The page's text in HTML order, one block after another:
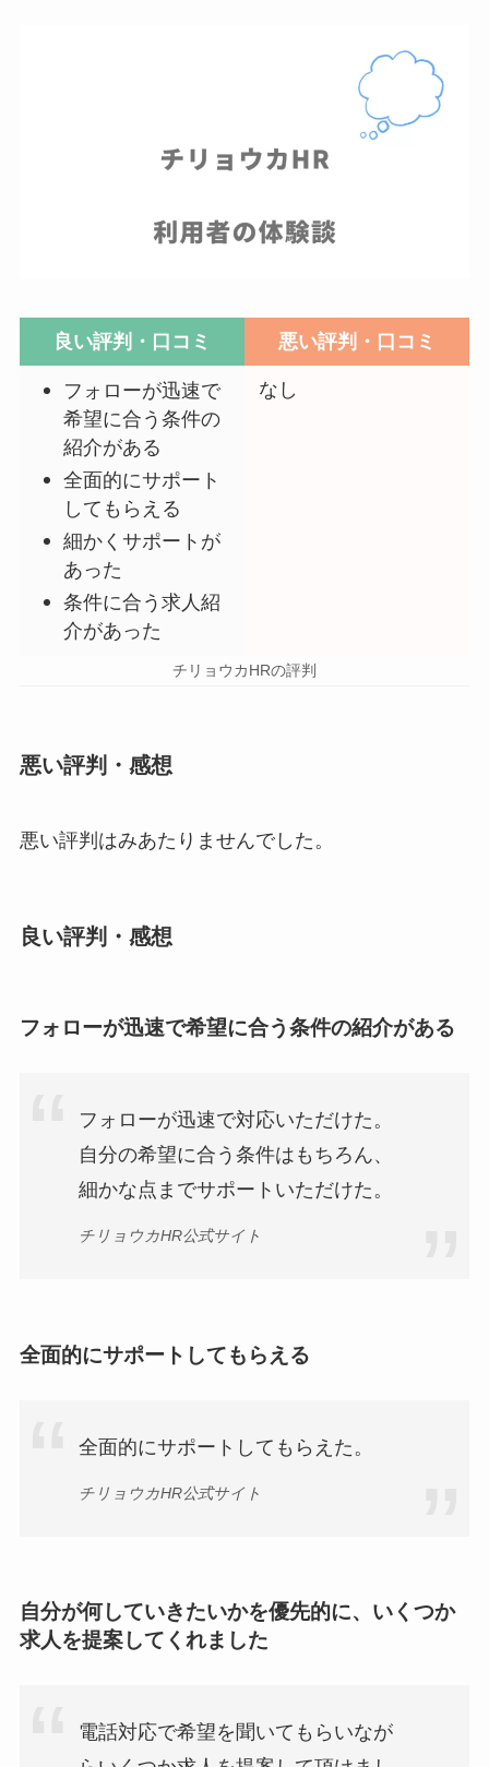
良い評判・口コミ 悪い評判・口コミ
フォローが迅速で
希望に合う条件の
紹介がある
全面的にサポート
してもらえる
細かくサポートが
あった
条件に合う求人紹
介があった
なし
チリョウカHRの評判
悪い評判・感想
悪い評判はみあたりませんでした。
良い評判・感想
フォローが迅速で希望に合う条件の紹介がある
フォローが迅速で対応いただけた。
自分の希望に合う条件はもちろん、
細かな点までサポートいただけた。
チリョウカHR公式サイト
全面的にサポートしてもらえる
全面的にサポートしてもらえた。
チリョウカHR公式サイト
自分が何していきたいかを優先的に、いくつか
求人を提案してくれました
電話対応で希望を聞いてもらいなが